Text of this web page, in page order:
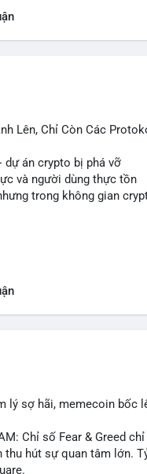
Lên, Chỉ Còn Các
dự án crypto bị phá vỡ
và người dùng thực tồn
trong không gian
lý sợ hãi, memecoin bốc
Chỉ số Fear & Greed
thu hút sự quan tâm lớn.